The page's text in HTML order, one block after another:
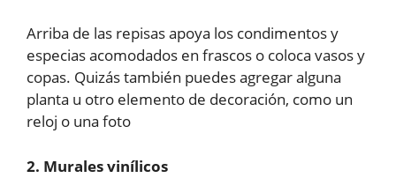
Arriba de las repisas apoya los condimentos y
especias acomodados en frascos o coloca vasos y
copas. Quizás también puedes agregar alguna
planta u otro elemento de decoración, como un
reloj o una foto
2. Murales vinílicos